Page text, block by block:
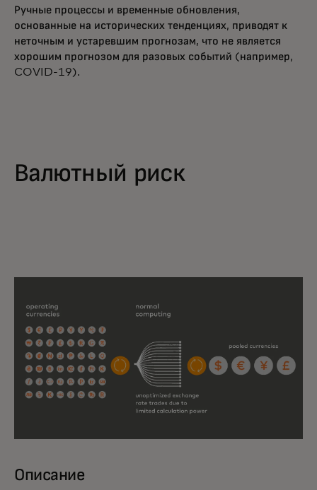
Ручные процессы и временные обновления,
основанные на исторических тенденциях, приводят к
неточным и устаревшим прогнозам, что не является
хорошим прогнозом для разовых событий (например,
COVID-19).
Валютный риск
Описание